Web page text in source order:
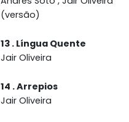
(versão)
13 . Língua Quente
Jair Oliveira
14 . Arrepios
Jair Oliveira